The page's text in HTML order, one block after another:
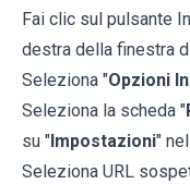
Fai clic sul pulsante
destra della finestra
Seleziona "Opzioni
Seleziona la scheda "
su " Impostazioni"
Seleziona URL